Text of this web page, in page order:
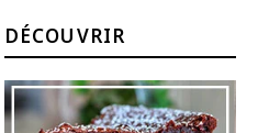
DÉCOUVRIR